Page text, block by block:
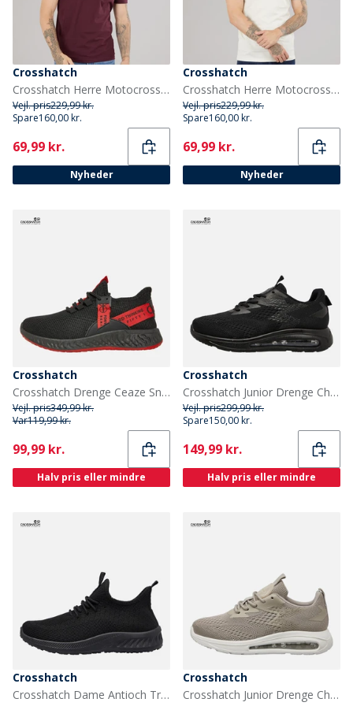
Crosshatch
Crosshatch Herre Motocross T-Shirt Rasin
Vejl. pris229,99 kr.
Spare160,00 kr.
Current
69,99 kr.
Nyheder
Crosshatch
Crosshatch Herre Motocross T Shirt Cremhvid
Vejl. pris229,99 kr.
Spare160,00 kr.
Current
69,99 kr.
Nyheder
Crosshatch
Crosshatch Drenge Ceaze Sneakers Flerfarvet
Vejl. pris349,99 kr.
Var119,99 kr.
Current
99,99 kr.
Halv pris eller mindre
Crosshatch
Crosshatch Junior Drenge Chiltern sko Black Mono
Vejl. pris299,99 kr.
Spare150,00 kr.
Current
149,99 kr.
Halv pris eller mindre
Crosshatch
Crosshatch Dame Antioch Træningssko Black Mono
Crosshatch
Crosshatch Junior Drenge Chiltern sko Sand